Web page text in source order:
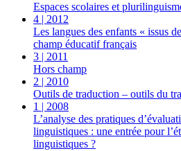
Espaces scolaires et
4 | 2012
Les langues des enfants « issus
champ éducatif français
3 | 2011
Hors champ
2 | 2010
Outils de traduction – outils du
1 | 2008
L’analyse des pratiques
linguistiques : une entrée pour
linguistiques ?